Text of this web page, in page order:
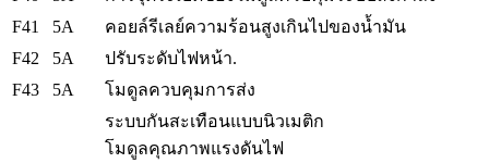
F41
5A
คอยล์รีเลย์ความร้อนสูงเกินไปของน้ำมัน
F42
5A
ปรับระดับไฟหน้า.
F43
5A โมดูลควบคุมการส่ง
ระบบกันสะเทือนแบบนิวเมติก
โมดูลคุณภาพแรงดันไฟ